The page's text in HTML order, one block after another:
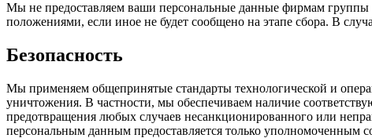
Мы не предоставляем ваши персональные данные фирмам
положениями, если иное не будет сообщено на этапе сбора. В
Безопасность
Мы применяем общепринятые стандарты технологической и
уничтожения. В частности, мы обеспечиваем наличие
предотвращения любых случаев несанкционированного или
персональным данным предоставляется только уполномоченным